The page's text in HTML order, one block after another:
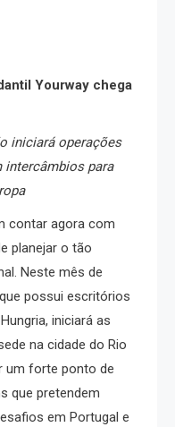
Yourway chega
iniciará operações
intercâmbios para
contar agora com
planejar o tão
Neste mês de
possui escritórios
iniciará as
na cidade do Rio
um forte ponto de
que pretendem
em Portugal e